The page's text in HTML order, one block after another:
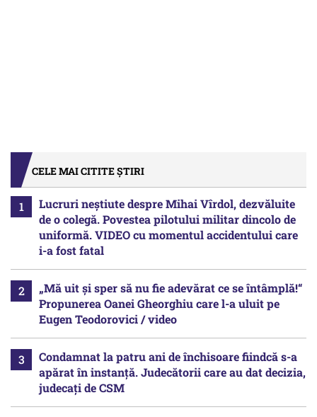
CELE MAI CITITE ȘTIRI
Lucruri neștiute despre Mihai Vîrdol, dezvăluite
de o colegă. Povestea pilotului militar dincolo de
uniformă. VIDEO cu momentul accidentului care
i-a fost fatal
„Mă uit și sper să nu fie adevărat ce se întâmplă!“
Propunerea Oanei Gheorghiu care l-a uluit pe
Eugen Teodorovici / video
Condamnat la patru ani de închisoare fiindcă s-a
apărat în instanță. Judecătorii care au dat decizia,
judecați de CSM